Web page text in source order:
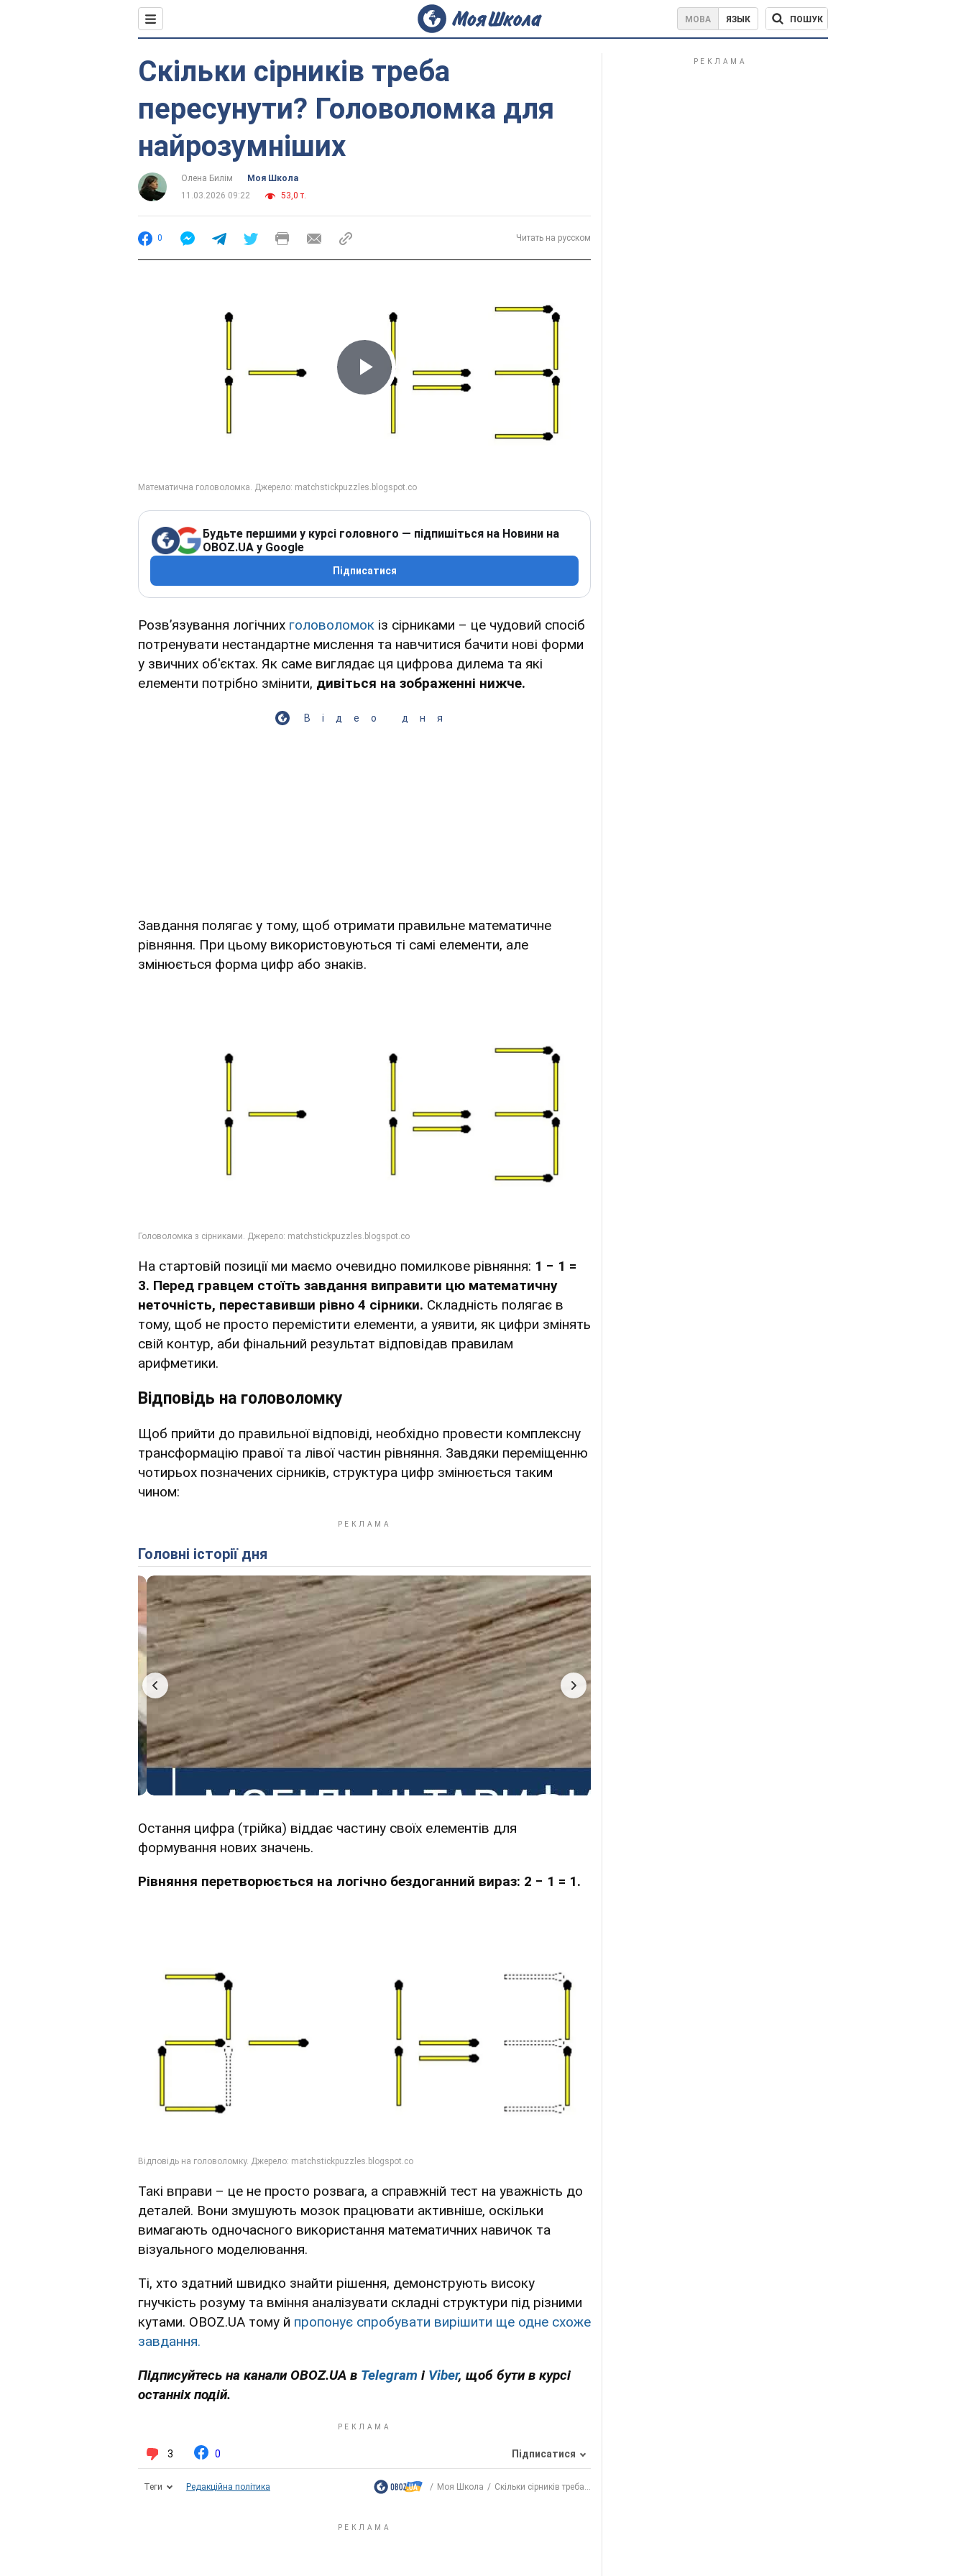
МОВА ЯЗЫК ПОШУК
Скільки сірників треба
пересунути? Головоломка для
найрозумніших
Олена Билім
Моя Школа
11.03.2026 09:22
53,0 т.
0 Читать на русском
Play Video
Будьте першими у курсі головного — підпишіться на Новини на
OBOZ.UA у Google
Підписатися
Розв’язування логічних головоломок із сірниками – це чудовий спосіб
потренувати нестандартне мислення та навчитися бачити нові форми
у звичних об'єктах. Як саме виглядає ця цифрова дилема та які
елементи потрібно змінити, дивіться на зображенні нижче.
Відео дня
Завдання полягає у тому, щоб отримати правильне математичне
рівняння. При цьому використовуються ті самі елементи, але
змінюється форма цифр або знаків.
На стартовій позиції ми маємо очевидно помилкове рівняння: 1 − 1 =
3. Перед гравцем стоїть завдання виправити цю математичну
неточність, переставивши рівно 4 сірники. Складність полягає в
тому, щоб не просто перемістити елементи, а уявити, як цифри змінять
свій контур, аби фінальний результат відповідав правилам
арифметики.
Відповідь на головоломку
Щоб прийти до правильної відповіді, необхідно провести комплексну
трансформацію правої та лівої частин рівняння. Завдяки переміщенню
чотирьох позначених сірників, структура цифр змінюється таким
чином:
Головні історії дня
Остання цифра (трійка) віддає частину своїх елементів для
формування нових значень.
Рівняння перетворюється на логічно бездоганний вираз: 2 − 1 = 1.
Такі вправи – це не просто розвага, а справжній тест на уважність до
деталей. Вони змушують мозок працювати активніше, оскільки
вимагають одночасного використання математичних навичок та
візуального моделювання.
Ті, хто здатний швидко знайти рішення, демонструють високу
гнучкість розуму та вміння аналізувати складні структури під різними
кутами. OBOZ.UA тому й пропонує спробувати вирішити ще одне схоже
завдання.
Підписуйтесь на канали OBOZ.UA в Telegram і Viber, щоб бути в курсі
останніх подій.
3 0 Підписатися
Теги Редакційна політика Моя Школа Скільки сірників треба...